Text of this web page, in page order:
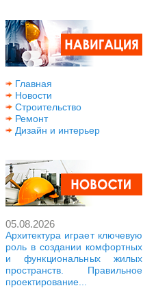
Главная
Новости
Строительство
Ремонт
Дизайн и интерьер
05.08.2026
Архитектура играет ключевую
роль в создании комфортных
и функциональных жилых
пространств. Правильное
проектирование...